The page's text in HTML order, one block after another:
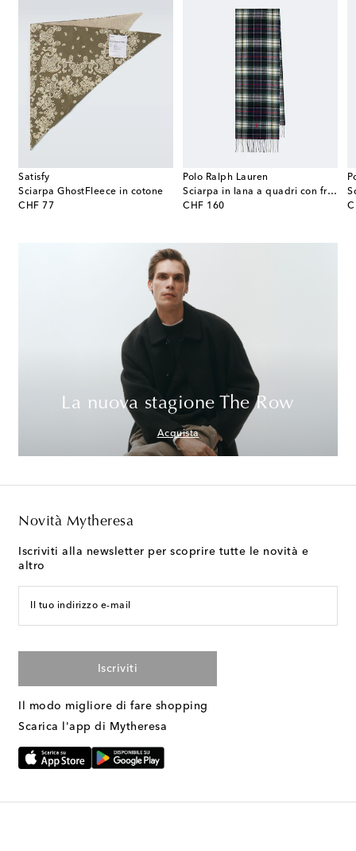
Satisfy
Sciarpa GhostFleece in cotone
CHF 77
original price
Polo Ralph Lauren
Sciarpa in lana a quadri con frange
CHF 160
original price
La nuova stagione The Row
Acquista
Novità Mytheresa
Iscriviti alla newsletter per scoprire tutte le novità e
altro
Il tuo indirizzo e-mail
Iscriviti
Il modo migliore di fare shopping
Scarica l'app di Mytheresa